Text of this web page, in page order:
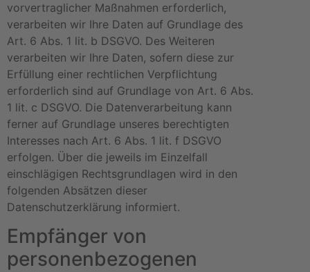
vorvertraglicher Maßnahmen erforderlich,
verarbeiten wir Ihre Daten auf Grundlage des
Art. 6 Abs. 1 lit. b DSGVO. Des Weiteren
verarbeiten wir Ihre Daten, sofern diese zur
Erfüllung einer rechtlichen Verpflichtung
erforderlich sind auf Grundlage von Art. 6 Abs.
1 lit. c DSGVO. Die Datenverarbeitung kann
ferner auf Grundlage unseres berechtigten
Interesses nach Art. 6 Abs. 1 lit. f DSGVO
erfolgen. Über die jeweils im Einzelfall
einschlägigen Rechtsgrundlagen wird in den
folgenden Absätzen dieser
Datenschutzerklärung informiert.
Empfänger von
personenbezogenen